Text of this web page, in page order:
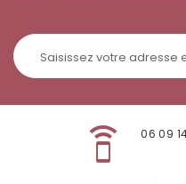
speaker_phone 06 09